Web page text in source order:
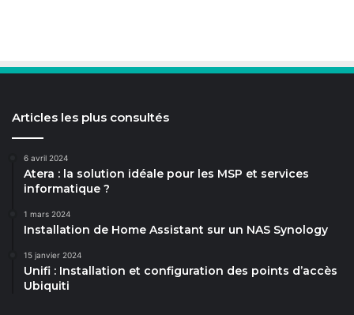
Articles les plus consultés
6 avril 2024
Atera : la solution idéale pour les MSP et services
informatique ?
1 mars 2024
Installation de Home Assistant sur un NAS Synology
15 janvier 2024
Unifi : Installation et configuration des points d’accès
Ubiquiti